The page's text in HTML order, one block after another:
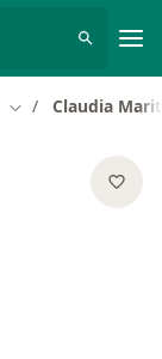
Cambiar de ciudad
Claudia